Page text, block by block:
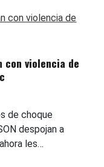
con violencia de
de choque
despojan a
les…